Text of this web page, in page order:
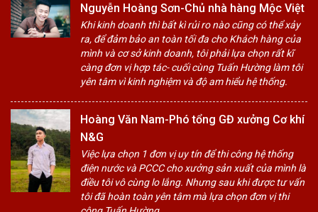
Nguyễn Hoàng Sơn-Chủ nhà hàng Mộc Việt
Khi kinh doanh thì bất kì rủi ro nào cũng có thể xảy
ra, để đảm bảo an toàn tối đa cho Khách hàng của
mình và cơ sở kinh doanh, tôi phải lựa chọn rất kĩ
càng đơn vị hợp tác- cuối cùng Tuấn Hường làm tôi
yên tâm vì kinh nghiệm và độ am hiểu hệ thống.
Hoàng Văn Nam-Phó tổng GĐ xưởng Cơ khí
N&G
Việc lựa chọn 1 đơn vị uy tín để thi công hệ thống
điện nước và PCCC cho xưởng sản xuất của mình là
điều tôi vô cùng lo lắng. Nhưng sau khi được tư vấn
tôi đã hoàn toàn yên tâm mà lựa chọn đơn vị thi